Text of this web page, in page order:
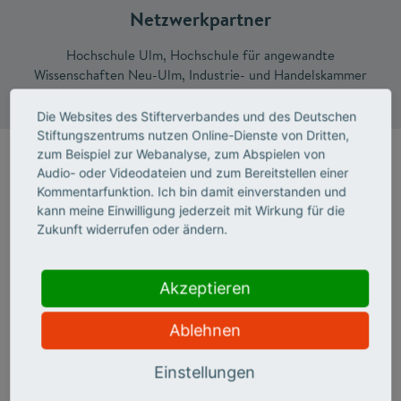
Netzwerkpartner
Hochschule Ulm, Hochschule für angewandte
Wissenschaften Neu-Ulm, Industrie- und Handelskammer
(IHK) Ulm, Agentur für Arbeit Ulm, Stadt Ulm
Zielgruppe
984 internationale Vollzeit-Studierende (von 9.828
Studierenden an der Uni insgesamt), insbesondere in
Die meisten internationalen Studierenden sind im Fach
"Communications Technology" eingeschrieben, gefolgt
von "Medizin Klinik", "Medizin Vorklinik", "Molekulare
Medizin" und "Advanced Materials".
häufigste Herkunftsländer sind China, die Türkei und
Die Websites des Stifterverbandes und des Deutschen
Stiftungszentrums nutzen Online-Dienste von Dritten,
zum Beispiel zur Webanalyse, zum Abspielen von
Audio- oder Videodateien und zum Bereitstellen einer
Kommentarfunktion. Ich bin damit einverstanden und
kann meine Einwilligung jederzeit mit Wirkung für die
Zukunft widerrufen oder ändern.
Akzeptieren
Ablehnen
Einstellungen